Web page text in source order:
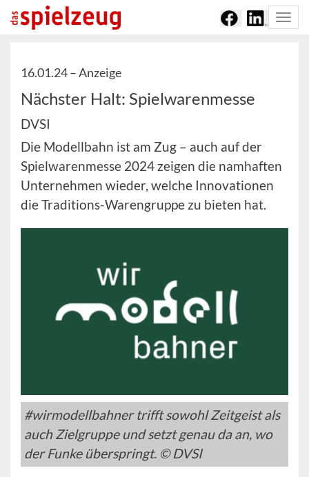
16.01.24 –Anzeige
Nächster Halt: Spielwarenmesse
DVSI
Die Modellbahn ist am Zug – auch auf der
Spielwarenmesse 2024 zeigen die namhaften
Unternehmen wieder, welche Innovationen
die Traditions-Warengruppe zu bieten hat.
#wirmodellbahner trifft sowohl Zeitgeist als
auch Zielgruppe und setzt genau da an, wo
der Funke überspringt. © DVSI